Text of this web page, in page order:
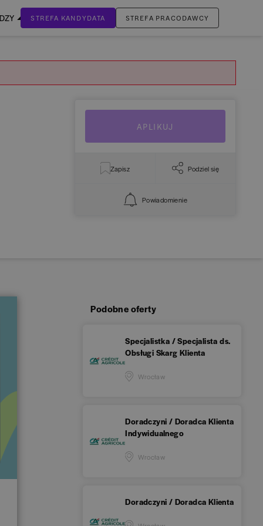
STREFA KANDYDATA STREFA PRACODAWCY
APLIKUJ
Zapisz Podziel się
Powiadomienie
Podobne oferty
Specjalistka / Specjalista ds.
Obsługi Skarg Klienta
Wrocław
Doradczyni / Doradca Klienta
Indywidualnego
Wrocław
Doradczyni / Doradca Klienta